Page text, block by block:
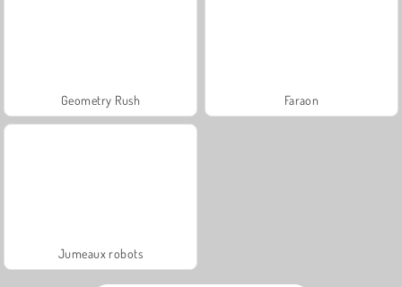
Geometry Rush Faraon
Jumeaux robots